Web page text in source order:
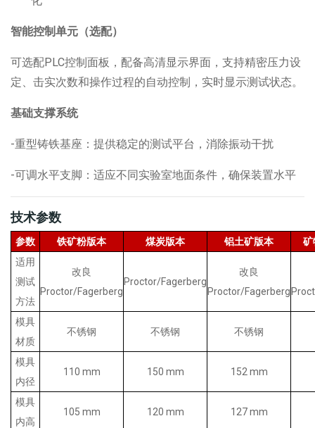
智能控制单元（选配）
可选配PLC控制面板，配备高清显示界面，支持精密压力设
定、击实次数和操作过程的自动控制，实时显示测试状态。
基础支撑系统
-重型铸铁基座：提供稳定的测试平台，消除振动干扰
-可调水平支脚：适应不同实验室地面条件，确保装置水平
技术参数
参数 铁矿粉版本 煤炭版本 铝土矿版本
矿
适用
测试
方法
改良
Proctor/Fagerberg
Proctor/Fagerberg
改良
Proctor/Fagerberg
模具
材质
不锈钢 不锈钢 不锈钢
模具
内径
110 mm 150 mm 152 mm
模具
内高
105 mm 120 mm 127 mm